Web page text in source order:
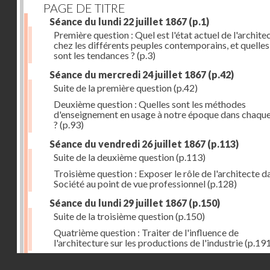
PAGE DE TITRE
Séance du lundi 22 juillet 1867 (p.1)
Première question : Quel est l'état actuel de
chez les différents peuples contemporains, et
sont les tendances ? (p.3)
Séance du mercredi 24 juillet 1867 (p.42)
Suite de la première question(p.42)
Deuxième question : Quelles sont les méthodes
d'enseignement en usage à notre époque dans
? (p.93)
Séance du vendredi 26 juillet 1867 (p.113)
Suite de la deuxième question(p.113)
Troisième question : Exposer le rôle de l'architecte
Société au point de vue professionnel(p.128)
Séance du lundi 29 juillet 1867 (p.150)
Suite de la troisième question(p.150)
Quatrième question : Traiter de l'influence de
l'architecture sur les productions de l'industrie